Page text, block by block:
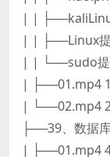
| |
| | ├──Linux提
| | └──sudo提
| ├──01.mp4
| └──02.mp4
├──39、数据
| ├──01.mp4